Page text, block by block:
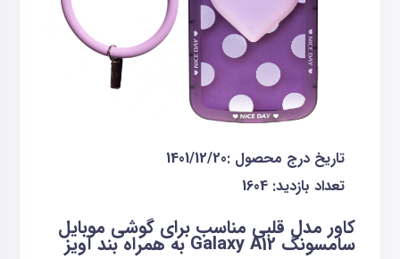
تاریخ درج محصول :1401/12/20
تعداد بازدید: 1604
کاور مدل قلبی مناسب برای گوشی موبایل
سامسونگ Galaxy A12 به همراه بند آویز